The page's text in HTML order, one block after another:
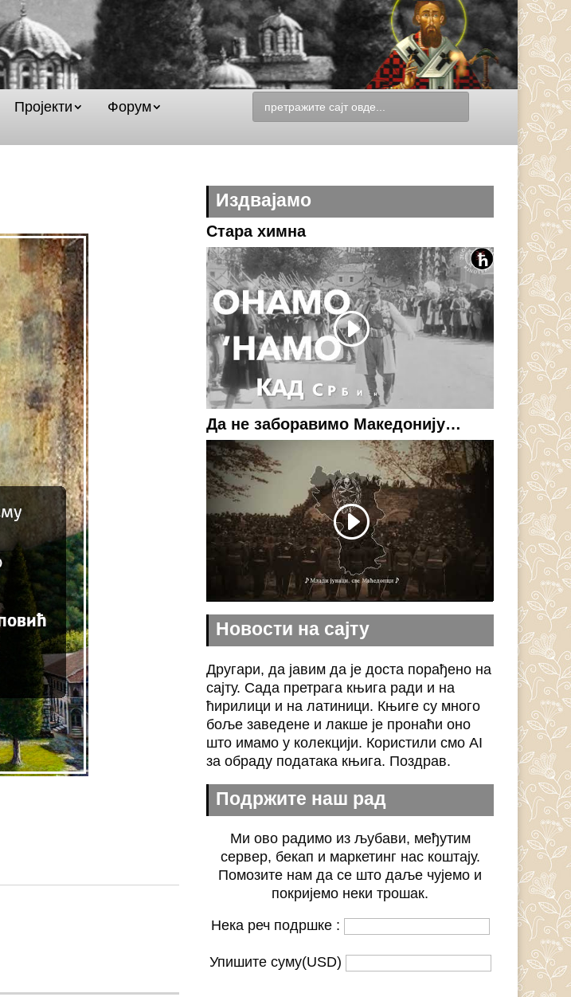
Пројекти
Форум
Издвајамо
Стара химна
Да не заборавимо Македонију…
Новости на сајту
Другари, да јавим да је доста порађено на
сајту. Сада претрага књига ради и на
ћирилици и на латиници. Књиге су много
боље заведене и лакше је пронаћи оно
што имамо у колекцији. Користили смо AI
за обраду података књига. Поздрав.
Подржите наш рад
Ми ово радимо из љубави, међутим
сервер, бекап и маркетинг нас коштају.
Помозите нам да се што даље чујемо и
покријемо неки трошак.
Нека реч подршке :
Упишите суму(USD)